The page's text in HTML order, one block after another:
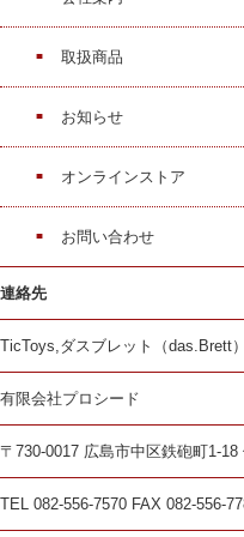
取扱商品
お知らせ
オンラインストア
お問い合わせ
連絡先
TicToys,ダスブレット（das.Brett
有限会社プロシード
〒730-0017 広島市中区鉄砲町1-18
TEL 082-556-7570 FAX 082-556-